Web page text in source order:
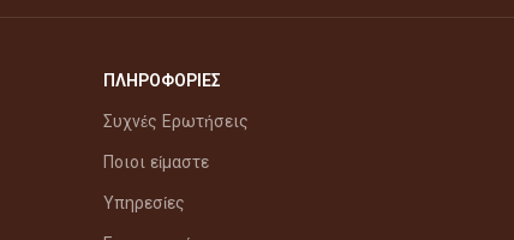
ΠΛΗΡΟΦΟΡΙΕΣ
Συχνές Ερωτήσεις
Ποιοι είμαστε
Υπηρεσίες